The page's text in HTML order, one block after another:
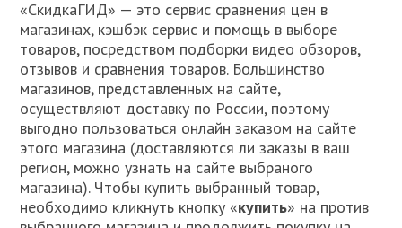
«СкидкаГИД» — это сервис сравнения цен в
магазинах, кэшбэк сервис и помощь в выборе
товаров, посредством подборки видео обзоров,
отзывов и сравнения товаров. Большинство
магазинов, представленных на сайте,
осуществляют доставку по России, поэтому
выгодно пользоваться онлайн заказом на сайте
этого магазина (доставляются ли заказы в ваш
регион, можно узнать на сайте выбраного
магазина). Чтобы купить выбранный товар,
необходимо кликнуть кнопку «купить» на против